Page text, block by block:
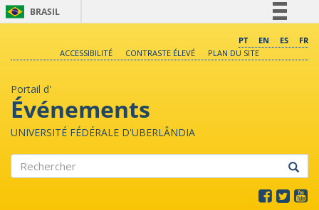
BRASIL
Comunica BR
PT EN ES
FR
ACCESSIBILITÉ
CONTRASTE ÉLEVÉ PLAN DU SITE
Portail d'
Événements
UNIVERSITÉ FÉDÉRALE D'UBERLÂNDIA